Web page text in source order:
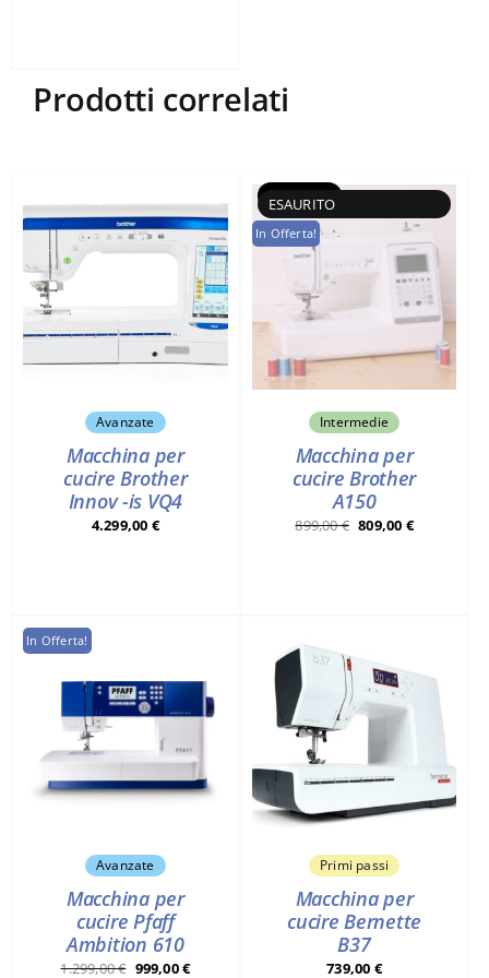
Prodotti correlati
Avanzate
Macchina per
cucire Brother
Innov -is VQ4
4.299,00 €
Esaurito
In Offerta!
Intermedie
Macchina per
cucire Brother
A150
899,00€ Il
809,00 €Il
In Offerta!
Avanzate
Macchina per
cucire Pfaff
Ambition 610
1.299,00€ Il
999,00€Il
Primi passi
Macchina per
cucire Bernette
B37
739,00 €